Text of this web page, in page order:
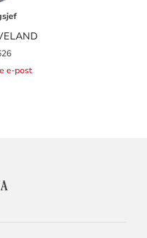
e-post
KONTAKTINFORMASJON